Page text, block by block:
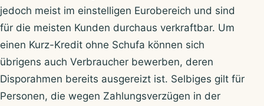
jedoch meist im einstelligen Eurobereich und sind
für die meisten Kunden durchaus verkraftbar. Um
einen Kurz-Kredit ohne Schufa können sich
übrigens auch Verbraucher bewerben, deren
Disporahmen bereits ausgereizt ist. Selbiges gilt für
Personen, die wegen Zahlungsverzügen in der